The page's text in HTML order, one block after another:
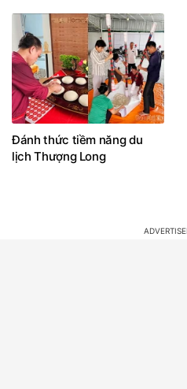
Đánh thức tiềm năng du
lịch Thượng Long